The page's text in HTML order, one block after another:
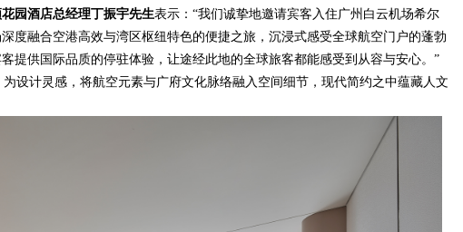
园酒店总经理丁振宇先生表示：“我们诚挚地邀请宾客入住广州白云机场希尔
度融合空港高效与湾区枢纽特色的便捷之旅，沉浸式感受全球航空门户的蓬勃
提供国际品质的停驻体验，让途经此地的全球旅客都能感受到从容与安心。”
为设计灵感，将航空元素与广府文化脉络融入空间细节，现代简约之中蕴藏人文